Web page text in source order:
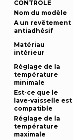
CONTROLE
Nom du modèle
A un revêtement
antiadhésif
Matériau
intérieur
Réglage de la
température
minimale
Est-ce que le
lave-vaisselle est
compatible
Réglage de la
température
maximale